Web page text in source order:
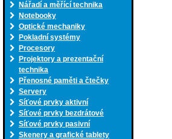
Nářadí a měřící technika
Notebooky
Optické mechaniky
Pokladní systémy
Procesory
Projektory a prezentační
technika
Přenosné paměti a čtečky
Servery
Síťové prvky aktivní
Síťové prvky bezdrátové
Síťové prvky pasivní
Skenery a grafické tablety